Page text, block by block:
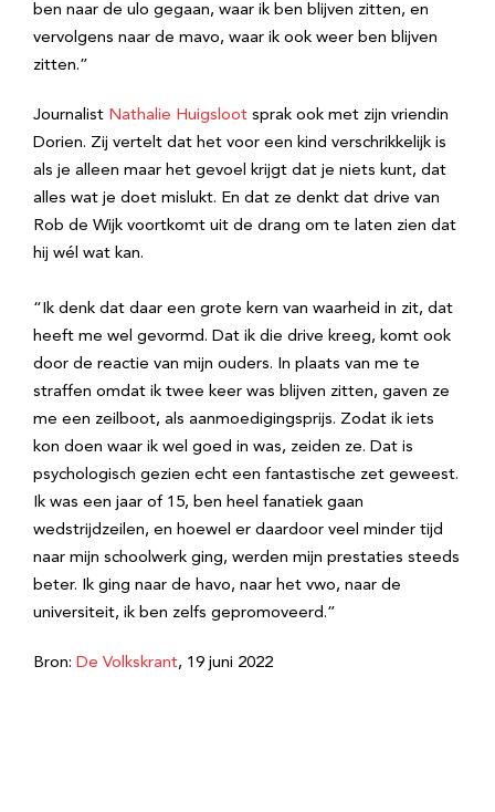
ben naar de ulo gegaan, waar ik ben blijven zitten, en
vervolgens naar de mavo, waar ik ook weer ben blijven
zitten.”
Journalist Nathalie Huigsloot sprak ook met zijn vriendin
Dorien. Zij vertelt dat het voor een kind verschrikkelijk is
als je alleen maar het gevoel krijgt dat je niets kunt, dat
alles wat je doet mislukt. En dat ze denkt dat drive van
Rob de Wijk voortkomt uit de drang om te laten zien dat
hij wél wat kan.
“Ik denk dat daar een grote kern van waarheid in zit, dat
heeft me wel gevormd. Dat ik die drive kreeg, komt ook
door de reactie van mijn ouders. In plaats van me te
straffen omdat ik twee keer was blijven zitten, gaven ze
me een zeilboot, als aanmoedigingsprijs. Zodat ik iets
kon doen waar ik wel goed in was, zeiden ze. Dat is
psychologisch gezien echt een fantastische zet geweest.
Ik was een jaar of 15, ben heel fanatiek gaan
wedstrijdzeilen, en hoewel er daardoor veel minder tijd
naar mijn schoolwerk ging, werden mijn prestaties steeds
beter. Ik ging naar de havo, naar het vwo, naar de
universiteit, ik ben zelfs gepromoveerd.”
Bron: De Volkskrant, 19 juni 2022